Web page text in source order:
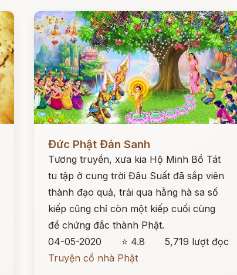
Đức Phật Đản Sanh
Tương truyền, xưa kia Hộ Minh Bồ Tát
tu tập ở cung trời Đâu Suất đã sắp viên
thành đạo quả, trải qua hằng hà sa số
kiếp cũng chỉ còn một kiếp cuối cùng
để chứng đắc thành Phật.
04-05-2020
⭐ 4.8
5,719 lượt đọc
Truyện cổ nhà Phật